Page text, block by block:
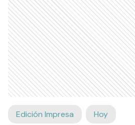
Edición Impresa Hoy